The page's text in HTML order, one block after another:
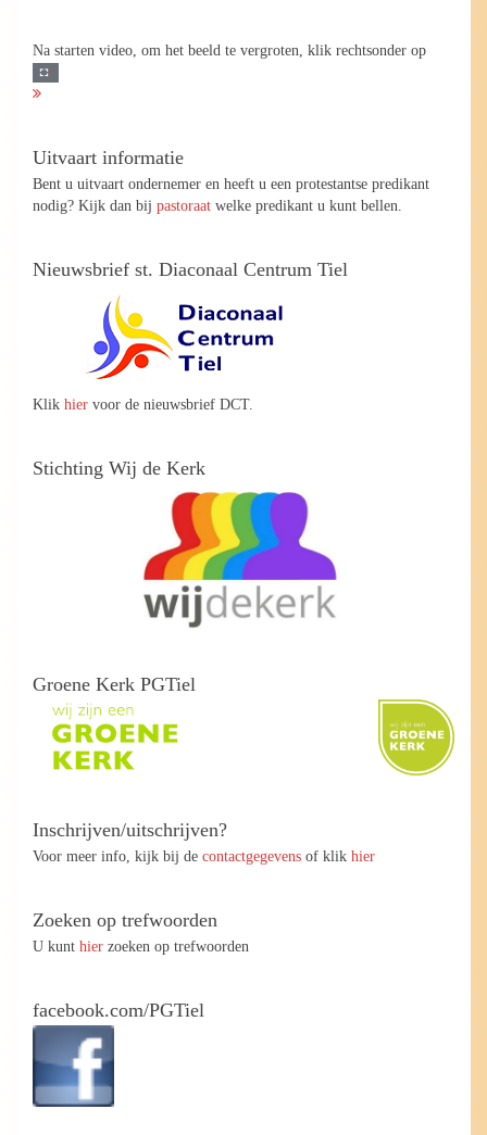
Na starten video, om het beeld te vergroten, klik rechtsonder op
Uitvaart informatie
Bent u uitvaart ondernemer en heeft u een protestantse predikant
nodig? Kijk dan bij pastoraat welke predikant u kunt bellen.
Nieuwsbrief st. Diaconaal Centrum Tiel
Klik hier voor de nieuwsbrief DCT.
Stichting Wij de Kerk
Groene Kerk PGTiel
Inschrijven/uitschrijven?
Voor meer info, kijk bij de contactgegevens of klik hier
Zoeken op trefwoorden
U kunt hier zoeken op trefwoorden
facebook.com/PGTiel